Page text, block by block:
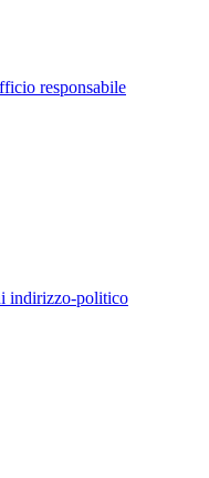
responsabile
indirizzo-politico